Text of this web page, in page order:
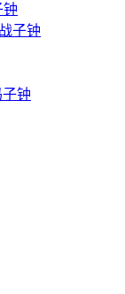
钟
子钟
子钟